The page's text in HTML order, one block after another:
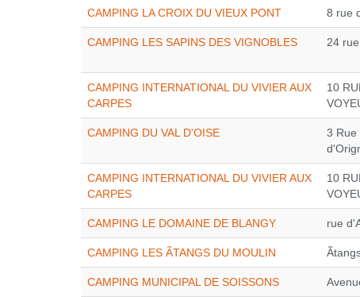
CAMPING LA CROIX DU VIEUX PONT 8 rue
CAMPING LES SAPINS DES VIGNOBLES 24
CAMPING INTERNATIONAL DU VIVIER AUX
CARPES
10
CAMPING DU VAL D'OISE
3 Rue
CAMPING INTERNATIONAL DU VIVIER AUX
CARPES
10
CAMPING LE DOMAINE DE BLANGY rue
CAMPING LES ÃTANGS DU MOULIN
CAMPING MUNICIPAL DE SOISSONS